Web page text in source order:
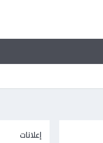
إعلانات